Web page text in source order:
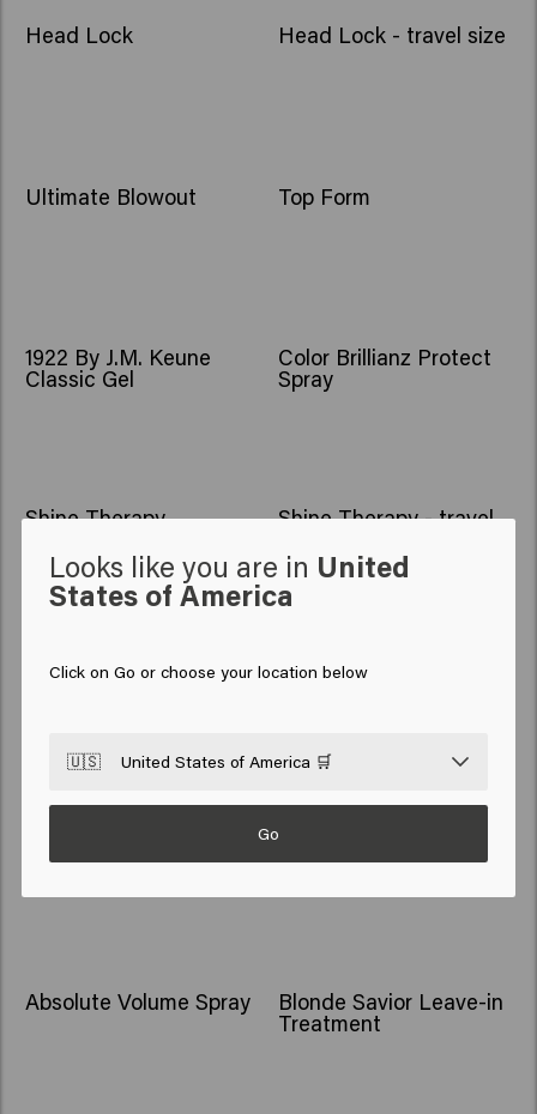
Head Lock Head Lock - travel size
Ultimate Blowout Top Form
1922 By J.M. Keune
Classic Gel
Color Brillianz Protect
Spray
Shine Therapy Shine Therapy - travel
Blonde Savior Mask Blonde Savior Mask
Absolute Volume Spray Blonde Savior Leave-in
Treatment
Looks like you are in United
States of America
Click on Go or choose your location below
🇺🇸 United States of America 🛒
Go